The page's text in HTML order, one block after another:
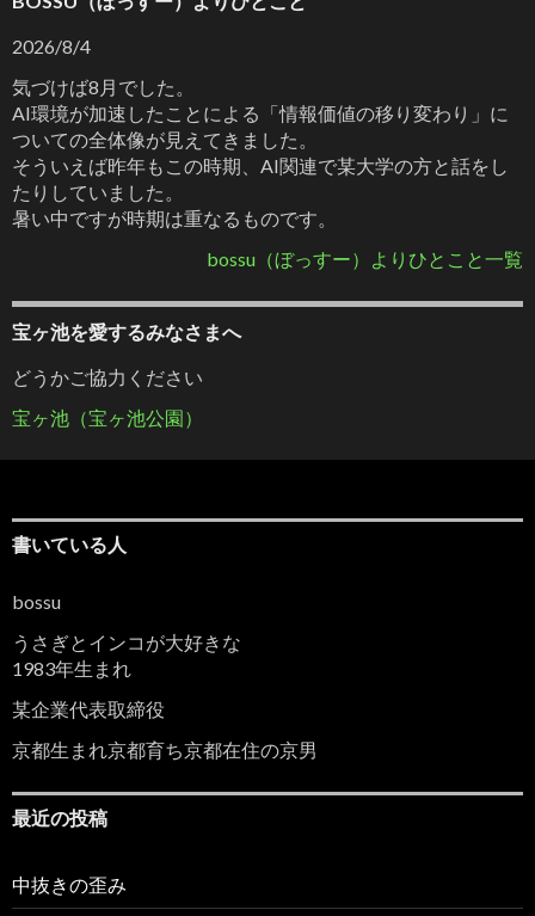
2026/8/4
気づけば8月でした。
AI環境が加速したことによる「情報価値の移り変わり」に
ついての全体像が見えてきました。
そういえば昨年もこの時期、AI関連で某大学の方と話をし
たりしていました。
暑い中ですが時期は重なるものです。
bossu（ぼっすー）よりひとこと一覧
宝ヶ池を愛するみなさまへ
どうかご協力ください
宝ヶ池（宝ヶ池公園）
書いている人
bossu
うさぎとインコが大好きな
1983年生まれ
某企業代表取締役
京都生まれ京都育ち京都在住の京男
最近の投稿
中抜きの歪み